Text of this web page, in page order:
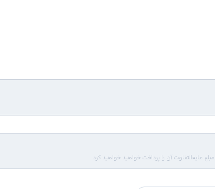
مابه‌التفاوت آن را پرداخت خواهید خواهید کرد.